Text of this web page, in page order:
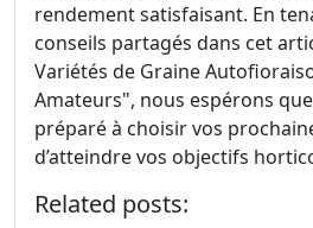
rendement satisfaisant. En
conseils partagés dans cet
Variétés de Graine
Amateurs", nous espérons
préparé à choisir vos
d’atteindre vos objectifs
Related posts: